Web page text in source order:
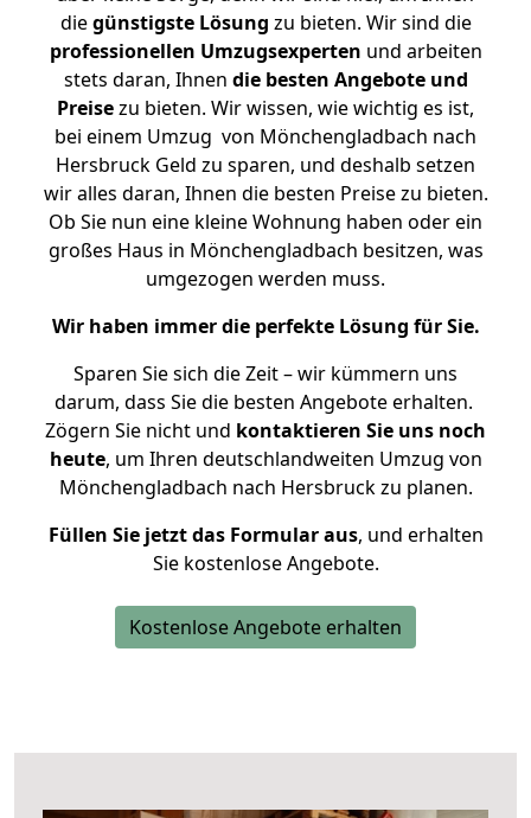
diegünstigste Lösung zu bieten. Wir sind die
professionellen Umzugsexperten und arbeiten
stets daran, Ihnen die besten Angebote und
Preisezu bieten. Wir wissen, wie wichtig es ist,
bei einem Umzug von Mönchengladbach nach
Hersbruck Geld zu sparen, und deshalb setzen
wir alles daran, Ihnen die besten Preise zu bieten.
Ob Sie nun eine kleine Wohnung haben oder ein
großes Haus in Mönchengladbach besitzen, was
umgezogen werden muss.
Wir haben immer die perfekte Lösung für Sie.
Sparen Sie sich die Zeit – wir kümmern uns
darum, dass Sie die besten Angebote erhalten.
Zögern Sie nicht und kontaktieren Sie uns noch
heute, um Ihren deutschlandweiten Umzug von
Mönchengladbach nach Hersbruck zu planen.
Füllen Sie jetzt das Formular aus, und erhalten
Sie kostenlose Angebote.
Kostenlose Angebote erhalten